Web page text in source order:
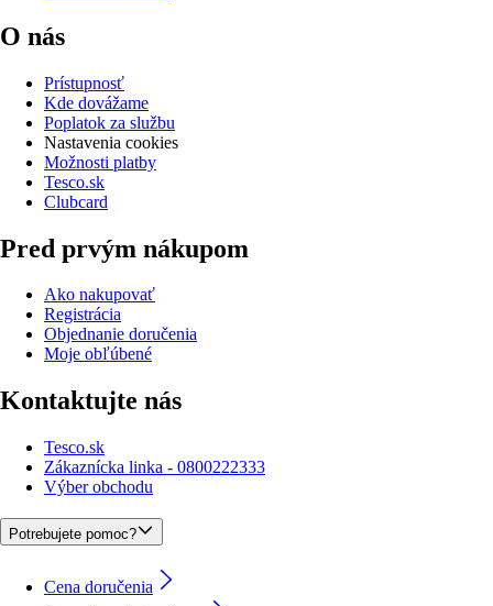
O nás
Prístupnosť
Kde dovážame
Poplatok za službu
Nastavenia cookies
Možnosti platby
Tesco.sk
Clubcard
Pred prvým nákupom
Ako nakupovať
Registrácia
Objednanie doručenia
Moje obľúbené
Kontaktujte nás
Tesco.sk
Zákaznícka linka - 0800222333
Výber obchodu
Potrebujete pomoc?
Cena doručenia